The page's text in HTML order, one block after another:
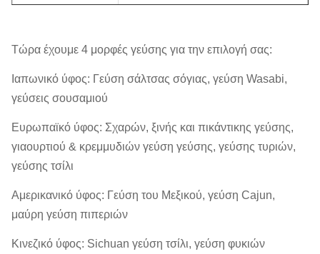
ΚΏΔΙΚΑΣ HS: 19041 00000
Πιστοποιητικό:
BRC, HACCP (ISO22000),
Πιστοποιητικό
BRC:
Ελεγχόμενος από SGS με Ψ
κατηγορίας
συσκευασία:
πακέτων φύλλων αλουμινίου
αλουμινίου
Έξω 10KG/ctn, διπλοτειχισμένο,
Τώρα έχουμε 4 μορφές γεύσης για την επιλογή σας:
Ιαπωνικό ύφος: Γεύση σάλτσας σόγιας, γεύση Wasabi,
γεύσεις σουσαμιού
Ευρωπαϊκό ύφος: Σχαρών, ξινής και πικάντικης γεύσης,
γιαουρτιού & κρεμμυδιών γεύση γεύσης, γεύσης τυριών,
γεύσης τσίλι
Αμερικανικό ύφος: Γεύση του Μεξικού, γεύση Cajun,
μαύρη γεύση πιπεριών
Κινεζικό ύφος: Sichuan γεύση τσίλι, γεύση φυκιών